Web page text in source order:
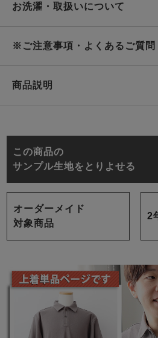
お洗濯・取扱いについて
※ご注意事項・よくあるご質問
商品説明
この商品の
サンプル生地をとりよせる
オーダーメイド
対象商品
2